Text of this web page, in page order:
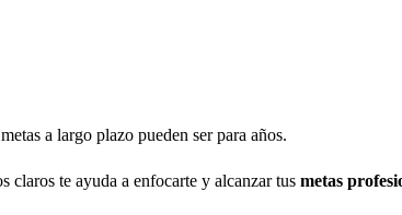
a largo plazo pueden ser para años.
claros te ayuda a enfocarte y alcanzar tus metas